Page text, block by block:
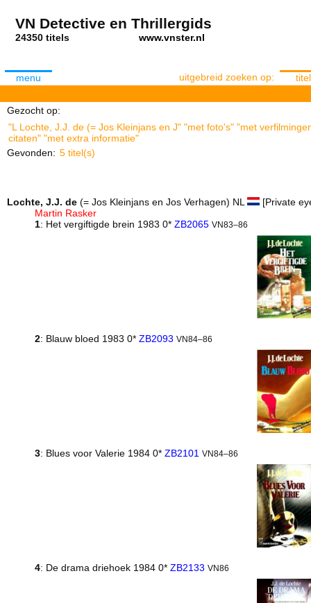
VN Detective en Thrillergids
24350 titels www.vnster.nl
menu uitgebreid zoeken op: titel
Gezocht op:
"L Lochte, J.J. de (= Jos Kleinjans en J" "met foto's" "met
citaten" "met extra informatie"
Gevonden: 5 titel(s)
Lochte, J.J. de (= Jos Kleinjans en Jos Verhagen) NL
[Private
Martin Rasker
1: Het vergiftigde brein 1983 0* ZB2065 VN83–86
2: Blauw bloed 1983 0* ZB2093 VN84–86
3: Blues voor Valerie 1984 0* ZB2101 VN84–86
4: De drama driehoek 1984 0* ZB2133 VN86